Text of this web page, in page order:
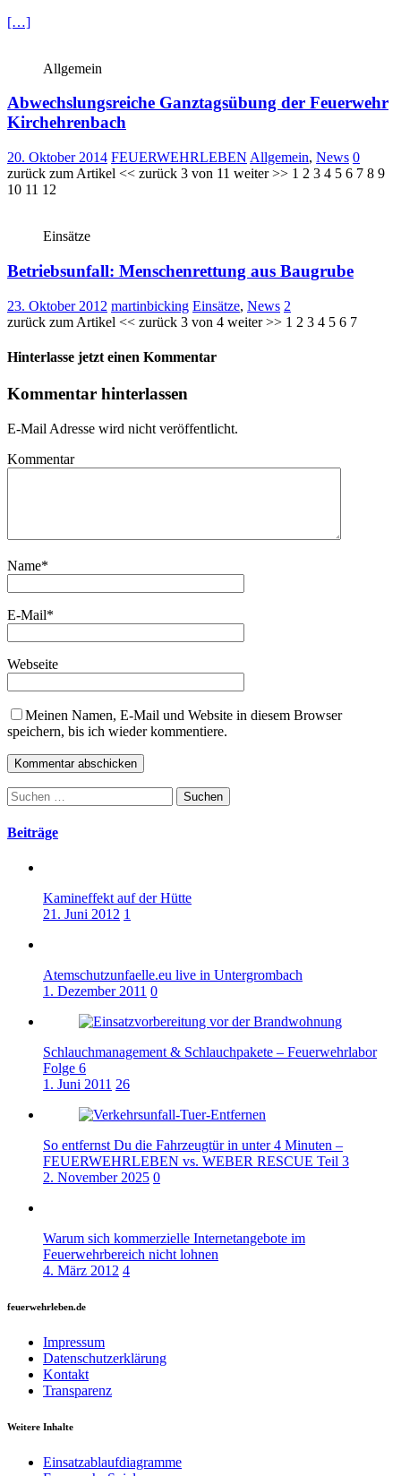
[…]
Allgemein
Abwechslungsreiche Ganztagsübung der Feuerwehr
Kirchehrenbach
20. Oktober 2014 FEUERWEHRLEBEN Allgemein, News 0
zurück zum Artikel << zurück 3 von 11 weiter >> 1 2 3 4 5 6 7 8 9
10 11 12
Einsätze
Betriebsunfall: Menschenrettung aus Baugrube
23. Oktober 2012 martinbicking Einsätze, News 2
zurück zum Artikel << zurück 3 von 4 weiter >> 1 2 3 4 5 6 7
Hinterlasse jetzt einen Kommentar
Kommentar hinterlassen
E-Mail Adresse wird nicht veröffentlicht.
Kommentar
Name*
E-Mail*
Webseite
Meinen Namen, E-Mail und Website in diesem Browser
speichern, bis ich wieder kommentiere.
Suchen
nach:
Beiträge
Kamineffekt auf der Hütte
21. Juni 2012 1
Atemschutzunfaelle.eu live in Untergrombach
1. Dezember 2011 0
Schlauchmanagement & Schlauchpakete – Feuerwehrlabor
Folge 6
1. Juni 2011 26
So entfernst Du die Fahrzeugtür in unter 4 Minuten –
FEUERWEHRLEBEN vs. WEBER RESCUE Teil 3
2. November 2025 0
Warum sich kommerzielle Internetangebote im
Feuerwehrbereich nicht lohnen
4. März 2012 4
feuerwehrleben.de
Impressum
Datenschutzerklärung
Kontakt
Transparenz
Weitere Inhalte
Einsatzablaufdiagramme